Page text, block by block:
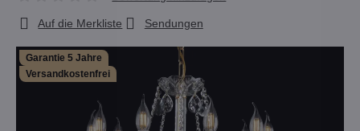
Garantie 5 Jahre
Versandkostenfrei
Auf die Merkliste Sendungen